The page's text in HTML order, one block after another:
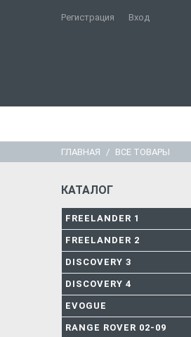
Регистрация Вход
ГЛАВНАЯ ВСЕ ТОВАРЫ
КАТАЛОГ
FREELANDER 1
FREELANDER 2
DISCOVERY 3
DISCOVERY 4
EVOGUE
RANGE ROVER 02-09